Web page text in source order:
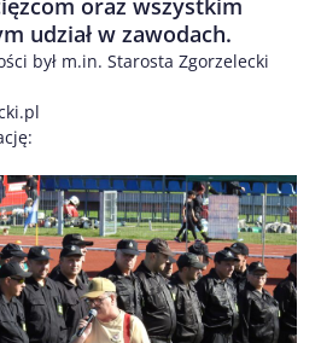
oraz wszystkim
udział w zawodach.
był m.in. Starosta Zgorzelecki